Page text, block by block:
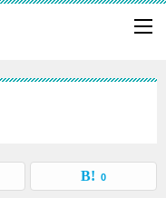
しく作り、家族や親族に友
0